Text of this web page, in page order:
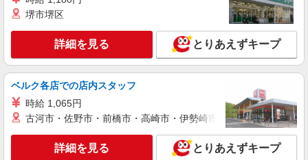
有）★ ゜・。○。・゜+゜・。○。・゜+゜
キープ
紹介予定派遣
株式会社シエロ
人気機種に詳しくなれる携帯販売
【softbank】
時給1600円〜 ※別途インセンティブ、職能評
価制度あり ※残業代支給 ★交通費別途支給（規定
あり） ゜+゜・。○。・゜+゜・。○。・゜+゜ 入
インセンティブ支給(規定有) ★月2回払い・週払い
可能（規程有）★ ゜・。○。・゜+゜・。○。・゜
岐阜県岐阜市の家電量販店
キープ 詳細を見る
堺市堺区
詳細を見る とりあえずキープ
ベルク各店での店内スタッフ
時給 1,065円
古河市・佐野市・前橋市・高崎市・伊勢崎市・太田市・館林市
詳細を見る とりあえずキープ